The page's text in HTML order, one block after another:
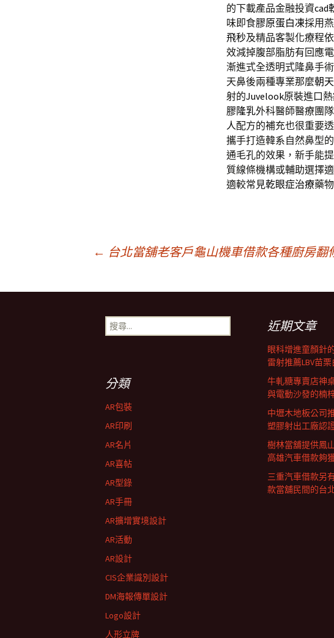
的下載產品金融投資cad
味即食膠原蛋白凍採用
飛秒及精品客製化療程
效減掉腹部脂肪有回應
漸進式全透明式隆鼻手
天鼻後兩種專業那麼朝
射的Juvelook原裝進口
膠隆乳外科醫師醫療團
人配方的補充也很重要
攜手打造韓系自然鼻型
通毛孔的效果，新手能
質線條機構或輔助選擇
適較常見乾眼症治療藥
章
← 台北當舖老客戶龜山機車借款各種廚房翻
搜
尋
近期文章
眼科增進童顏針
雷射推薦LBV苗
牛軋糖專賣店神
與電動沙發的楠
中壢木地板公司
塑膠射出工廠認
樹林當舖提供鳳
高雄汽車借款夠
三重汽車借款另
款當舖民間的台
分類
AR包裝
AR印刷
AR名片
AR喜帖
AR型錄
AR手冊
AR擴增實境設計
AR活動
AR設計
CIS企業識別設計
DM海報傳單設計
Logo設計
人形立牌